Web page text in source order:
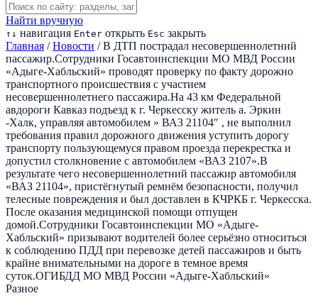
Найти вручную
↑ ↓ навигация Enter открыть Esc закрыть
Главная / Новости / В ДТП пострадал несовершеннолетний
пассажир.Сотрудники Госавтоинспекции МО МВД России
«Адыге-Хабльский» проводят проверку по факту дорожно
транспортного происшествия с участием
несовершеннолетнего пассажира.На 43 км Федеральной
авдороги Кавказ подъезд к г. Черкесску житель а. Эркин
-Халк, управляя автомобилем » ВАЗ 21104″ , не выполнил
требования правил дорожного движения уступить дорогу
транспорту пользующемуся правом проезда перекрестка и
допустил столкновение с автомобилем «ВАЗ 2107».В
результате чего несовершеннолетний пассажир автомобиля
«ВАЗ 21104», пристёгнутый ремнём безопасности, получил
телесные повреждения и был доставлен в КЧРКБ г. Черкесска.
После оказания медицинской помощи отпущен
домой.Сотрудники Госавтоинспекции МО «Адыге-
Хабльский» призывают водителей более серьёзно относиться
к соблюдению ПДД при перевозке детей пассажиров и быть
крайне внимательными на дороге в темное время
суток.ОГИБДД МО МВД России «Адыге-Хабльский»
Разное